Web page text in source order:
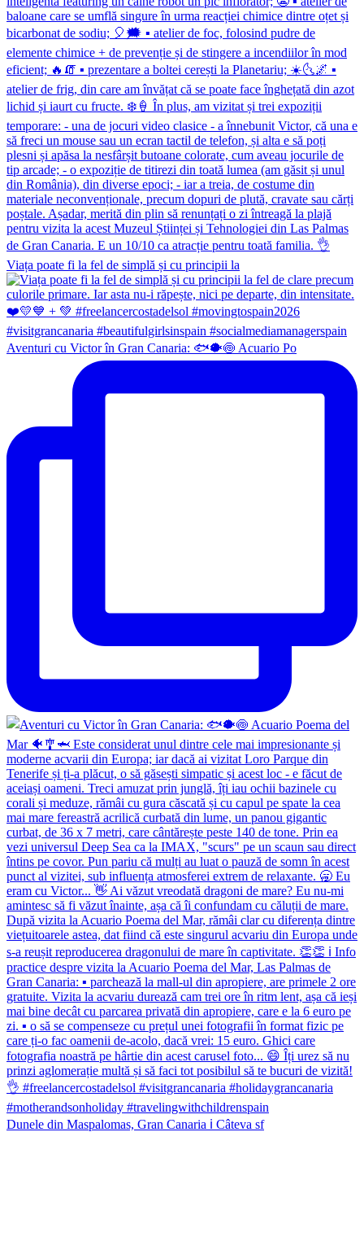
Viața poate fi la fel de simplă și cu principii la
Aventuri cu Victor în Gran Canaria: 🐟🐡🍥 Acuario Po
Dunele din Maspalomas, Gran Canaria ℹ️ Câteva sf